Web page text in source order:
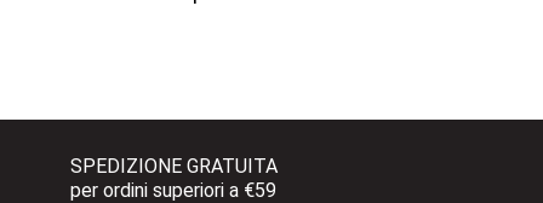
SPEDIZIONE GRATUITA
per ordini superiori a €59